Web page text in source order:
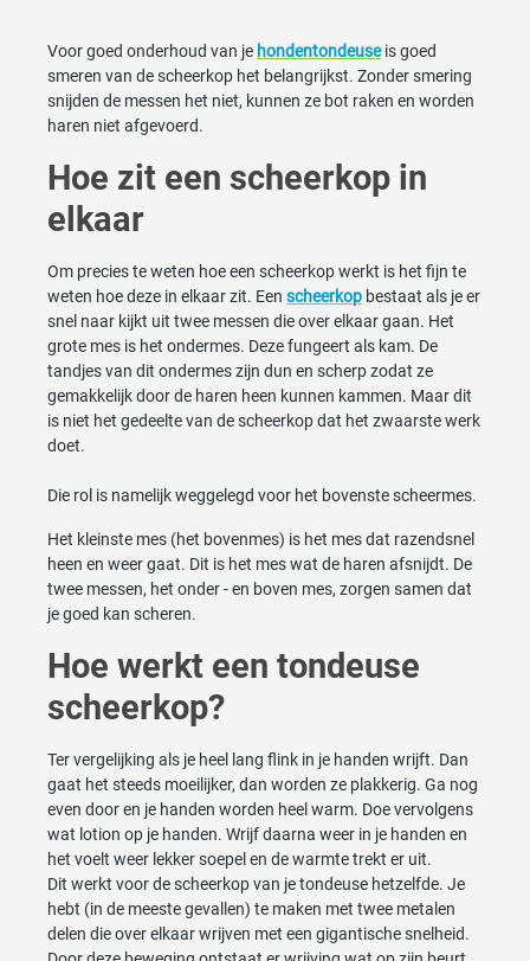
Voor goed onderhoud van je hondentondeuseis goed
smeren van de scheerkop het belangrijkst. Zonder smering
snijden de messen het niet, kunnen ze bot raken en worden
haren niet afgevoerd.
Hoe zit een scheerkop in
elkaar
Om precies te weten hoe een scheerkop werkt is het fijn te
weten hoe deze in elkaar zit. Een scheerkop bestaat als je er
snel naar kijkt uit twee messen die over elkaar gaan. Het
grote mes is het ondermes. Deze fungeert als kam. De
tandjes van dit ondermes zijn dun en scherp zodat ze
gemakkelijk door de haren heen kunnen kammen. Maar dit
is niet het gedeelte van de scheerkop dat het zwaarste werk
doet.
Die rol is namelijk weggelegd voor het bovenste scheermes.
Het kleinste mes (het bovenmes) is het mes dat razendsnel
heen en weer gaat. Dit is het mes wat de haren afsnijdt. De
twee messen, het onder - en boven mes, zorgen samen dat
je goed kan scheren.
Hoe werkt een tondeuse
scheerkop?
Ter vergelijking als je heel lang flink in je handen wrijft. Dan
gaat het steeds moeilijker, dan worden ze plakkerig. Ga nog
even door en je handen worden heel warm. Doe vervolgens
wat lotion op je handen. Wrijf daarna weer in je handen en
het voelt weer lekker soepel en de warmte trekt er uit.
Dit werkt voor de scheerkop van je tondeuse hetzelfde. Je
hebt (in de meeste gevallen) te maken met twee metalen
delen die over elkaar wrijven met een gigantische snelheid.